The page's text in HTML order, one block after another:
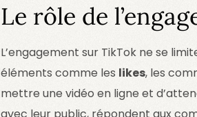
Le rôle de
L’engagement sur TikTok ne se
éléments comme les likes, les
mettre une vidéo en ligne et
avec leur public, répondent aux